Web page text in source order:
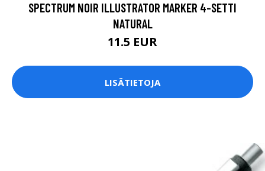
SPECTRUM NOIR ILLUSTRATOR MARKER 4-SETTI
NATURAL
11.5 EUR
LISÄTIETOJA